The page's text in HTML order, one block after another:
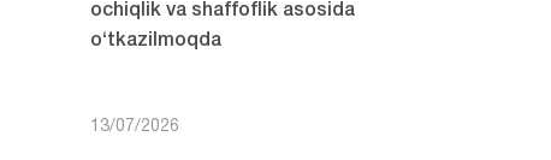
ochiqlik va shaffoflik asosida
o‘tkazilmoqda
13/07/2026